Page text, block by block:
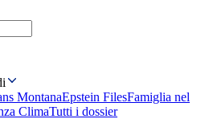
MontanaEpstein FilesFamiglia nel
ClimaTutti i dossier